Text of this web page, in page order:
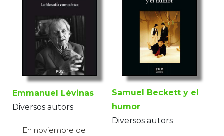
Emmanuel Lévinas
Diversos autors
En noviembre de
Samuel Beckett y el
humor
Diversos autors